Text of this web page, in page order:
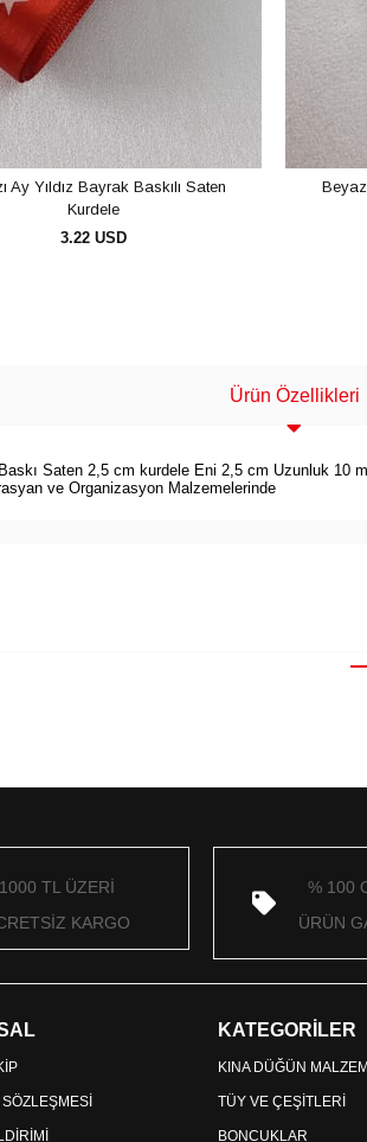
Ay Yıldız Bayrak Baskılı Saten
Kurdele
3.22 USD
Ürün Özellikleri
Saten 2,5 cm kurdele Eni 2,5 cm Uzunluk 10
ve Organizasyon Malzemelerinde
1000 TL ÜZERİ
KARGO
% 100
ÜRÜN
KATEGORİLER
KINA DÜĞÜN
TÜY VE ÇEŞİTLERİ
BONCUKLAR